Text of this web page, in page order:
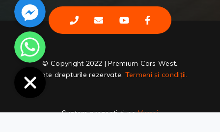
© Copyright 2022 | Premium Cars West.
Toate drepturile rezervate. Termeni și condiții.
Suntem prezenți și peVumsi
WhatsApp